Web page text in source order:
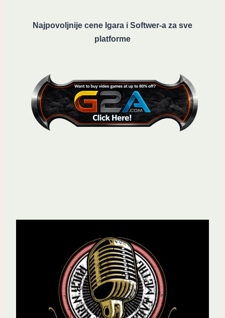
Najpovoljnije cene Igara i Softwer-a za sve
platforme